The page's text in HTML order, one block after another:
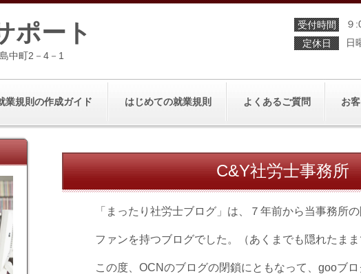
ポート
中町2－4－1
受付時間
９
定休日
日
業規則の作成ガイド はじめての就業規則 よくあるご質問 お
C&Y社労士事務
「まったり社労士ブログ」は、７年前から当事務所の
ファンを持つブログでした。（あくまでも隠れたまま
この度、OCNのブログの閉鎖にともなって、gooブロ